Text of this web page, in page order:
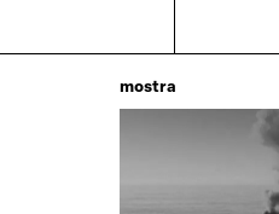
mostra